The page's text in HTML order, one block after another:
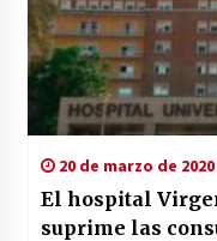
20 de marzo de 2020
El hospital
suprime las